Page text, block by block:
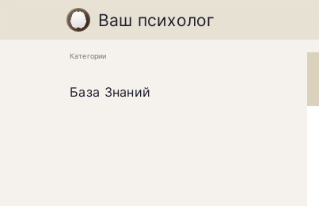
Ваш психолог
Категории
База Знаний